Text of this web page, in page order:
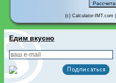
(c) Calculator-IMT.com |
Едим вкусно